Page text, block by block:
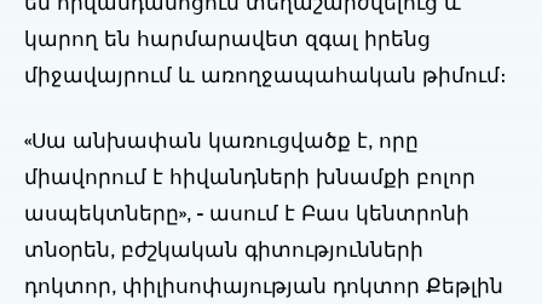
են հիվանդանոցում տեղաշարժվելուց և
կարող են հարմարավետ զգալ իրենց
միջավայրում և առողջապահական թիմում։
«Սա անխափան կառուցվածք է, որը
միավորում է հիվանդների խնամքի բոլոր
ասպեկտները», - ասում է Բաս կենտրոնի
տնօրեն, բժշկական գիտությունների
դոկտոր, փիլիսոփայության դոկտոր Քեթլին